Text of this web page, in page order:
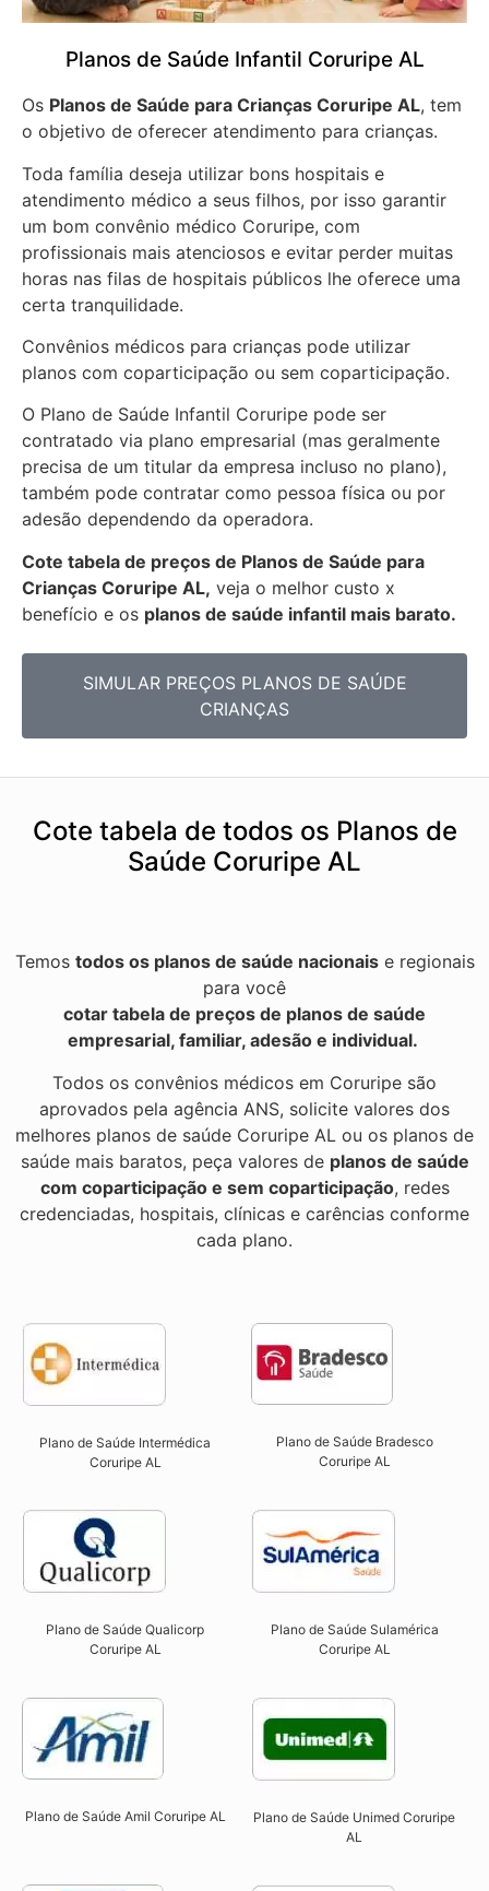
Planos de Saúde Infantil Coruripe AL
Os Planos de Saúde para Crianças Coruripe AL, tem
o objetivo de oferecer atendimento para crianças.
Toda família deseja utilizar bons hospitais e
atendimento médico a seus filhos, por isso garantir
um bom convênio médico Coruripe, com
profissionais mais atenciosos e evitar perder muitas
horas nas filas de hospitais públicos lhe oferece uma
certa tranquilidade.
Convênios médicos para crianças pode utilizar
planos com coparticipação ou sem coparticipação.
O Plano de Saúde Infantil Coruripe pode ser
contratado via plano empresarial (mas geralmente
precisa de um titular da empresa incluso no plano),
também pode contratar como pessoa física ou por
adesão dependendo da operadora.
Cote tabela de preços de Planos de Saúde para
Crianças Coruripe AL, veja o melhor custo x
benefício e os planos de saúde infantil mais barato.
SIMULAR PREÇOS PLANOS DE SAÚDE
CRIANÇAS
Cote tabela de todos os Planos de
Saúde Coruripe AL
Temos todos os planos de saúde nacionaise regionais
para você
cotar tabela de preços de planos de saúde
empresarial, familiar, adesão e individual.
Todos os convênios médicos em Coruripe são
aprovados pela agência ANS, solicite valores dos
melhores planos de saúde Coruripe AL ou os planos de
saúde mais baratos, peça valores de planos de saúde
com coparticipação e sem coparticipação, redes
credenciadas, hospitais, clínicas e carências conforme
cada plano.
Plano de Saúde Intermédica
Coruripe AL​
Plano de Saúde Bradesco
Coruripe AL
Plano de Saúde Qualicorp
Coruripe AL​
Plano de Saúde Sulamérica
Coruripe AL
Plano de Saúde Amil Coruripe AL
Plano de Saúde Unimed Coruripe
AL